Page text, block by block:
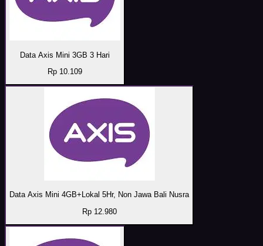
Data Axis Mini 3GB 3 Hari
Rp 10.109
Data Axis Mini 4GB+Lokal 5Hr, Non Jawa Bali Nusra
Rp 12.980